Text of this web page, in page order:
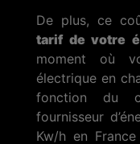
De plus, ce
tarif de votre
moment où
électrique en
fonction du
fournisseur
Kw/h en